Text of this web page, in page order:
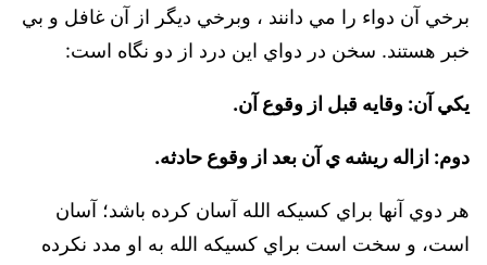
برخي آن دواء را مي دانند ، وبرخي ديگر از آن غافل و بي
خبر هستند. سخن در دواي اين درد از دو نگاه است:
يکي آن:‌ وقايه قبل از وقوع آن.
دوم: ازاله ريشه ي آن بعد از وقوع حادثه.
هر دوي آنها براي کسيکه الله آسان کرده باشد؛ آسان
است،‌ و سخت است براي کسيکه الله به او مدد نکرده